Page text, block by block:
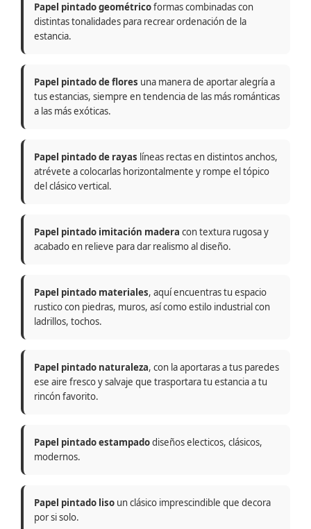
Papel pintado geométricoformas combinadas con
distintas tonalidades para recrear ordenación de la
estancia.
Papel pintado de flores una manera de aportar alegría a
tus estancias, siempre en tendencia de las más románticas
a las más exóticas.
Papel pintado de rayas líneas rectas en distintos anchos,
atrévete a colocarlas horizontalmente y rompe el tópico
del clásico vertical.
Papel pintado imitación madera con textura rugosa y
acabado en relieve para dar realismo al diseño.
Papel pintado materiales, aquí encuentras tu espacio
rustico con piedras, muros, así como estilo industrial con
ladrillos, tochos.
Papel pintado naturaleza, con la aportaras a tus paredes
ese aire fresco y salvaje que trasportara tu estancia a tu
rincón favorito.
Papel pintado estampadodiseños electicos, clásicos,
modernos.
Papel pintado liso un clásico imprescindible que decora
por si solo.